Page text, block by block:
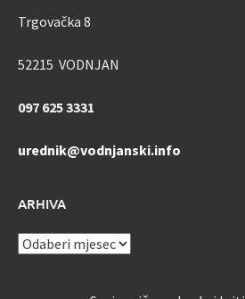
Trgovačka 8
52215 VODNJAN
097 625 3331
urednik@vodnjanski.info
ARHIVA
ARHIVA